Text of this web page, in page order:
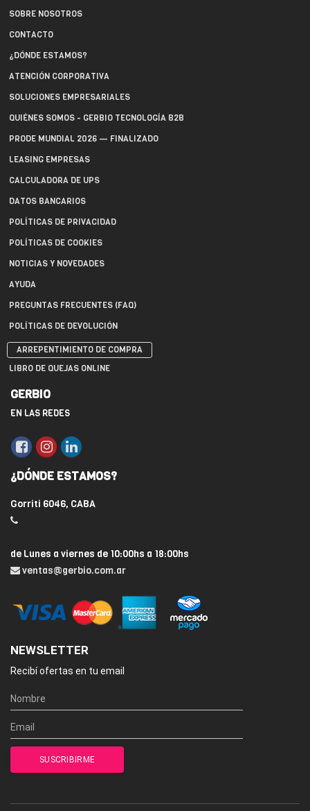
SOBRE NOSOTROS
CONTACTO
¿DÓNDE ESTAMOS?
ATENCIÓN CORPORATIVA
SOLUCIONES EMPRESARIALES
QUIÉNES SOMOS - GERBIO TECNOLOGÍA B2B
PRODE MUNDIAL 2026 — FINALIZADO
LEASING EMPRESAS
CALCULADORA DE UPS
DATOS BANCARIOS
POLÍTICAS DE PRIVACIDAD
POLÍTICAS DE COOKIES
NOTICIAS Y NOVEDADES
AYUDA
PREGUNTAS FRECUENTES (FAQ)
POLÍTICAS DE DEVOLUCIÓN
ARREPENTIMIENTO DE COMPRA
LIBRO DE QUEJAS ONLINE
GERBIO
EN LAS REDES
¿DÓNDE ESTAMOS?
Gorriti 6046, CABA
de Lunes a viernes de 10:00hs a 18:00hs
ventas@gerbio.com.ar
NEWSLETTER
Recibí ofertas en tu email